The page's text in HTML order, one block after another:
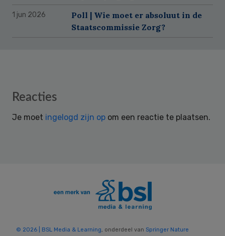
1 jun 2026
Poll | Wie moet er absoluut in de
Staatscommissie Zorg?
Reader
Reacties
Je moet ingelogd zijn op om een reactie te plaatsen.
© 2026 | BSL Media & Learning, onderdeel van Springer Nature